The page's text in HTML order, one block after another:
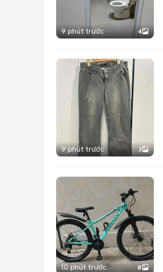
9 phút trước 4
9 phút trước 3
10 phút trước 8